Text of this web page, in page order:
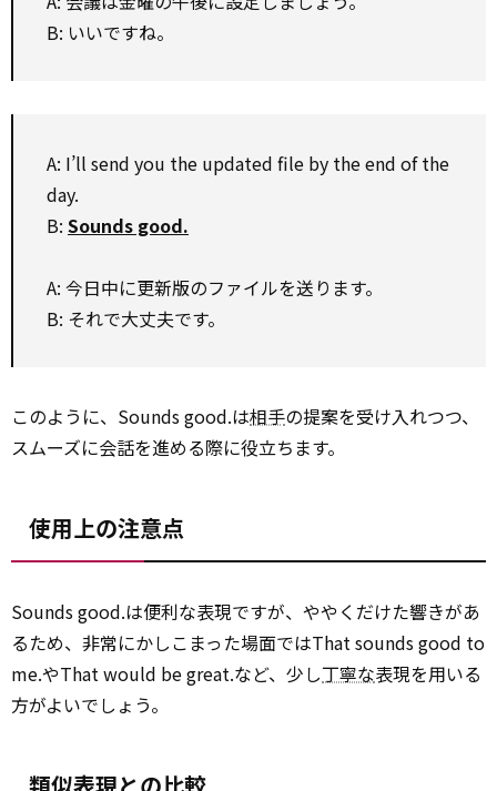
B: いいですね。
A: I’ll send you the updated file by the end of the
day.
B: Sounds good.
A: 今日中に更新版のファイルを送ります。
B: それで大丈夫です。
このように、Sounds good.は相手の提案を受け入れつつ、
スムーズに会話を進める際に役立ちます。
使用上の注意点
Sounds good.は便利な表現ですが、ややくだけた響きがあ
るため、非常にかしこまった場面ではThat sounds good to
me.やThat would be great.など、少し丁寧な表現を用いる
方がよいでしょう。